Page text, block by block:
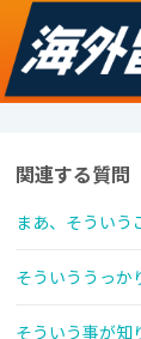
関連する質問
まあ、そういう
そういううっか
そういう事が知